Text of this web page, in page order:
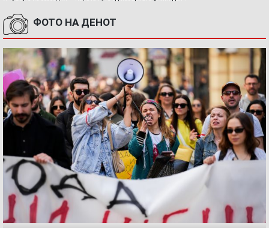
ФОТО НА ДЕНОТ